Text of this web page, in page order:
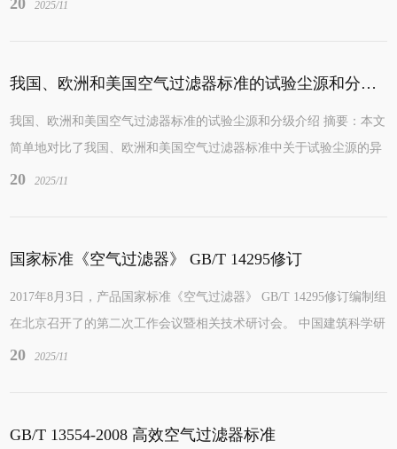
20 2025/11
我国、欧洲和美国空气过滤器标准的试验尘源和分级介绍
我国、欧洲和美国空气过滤器标准的试验尘源和分级介绍 摘要：本文
简单地对比了我国、欧洲和美国空气过滤器标准中关于试验尘源的异
同，并介绍了三个标准体系中有关空气过滤...
20 2025/11
国家标准《空气过滤器》 GB/T 14295修订
2017年8月3日，产品国家标准《空气过滤器》 GB/T 14295修订编制组
在北京召开了的第二次工作会议暨相关技术研讨会。 中国建筑科学研
究院、清华大学、中国...
20 2025/11
GB/T 13554-2008 高效空气过滤器标准